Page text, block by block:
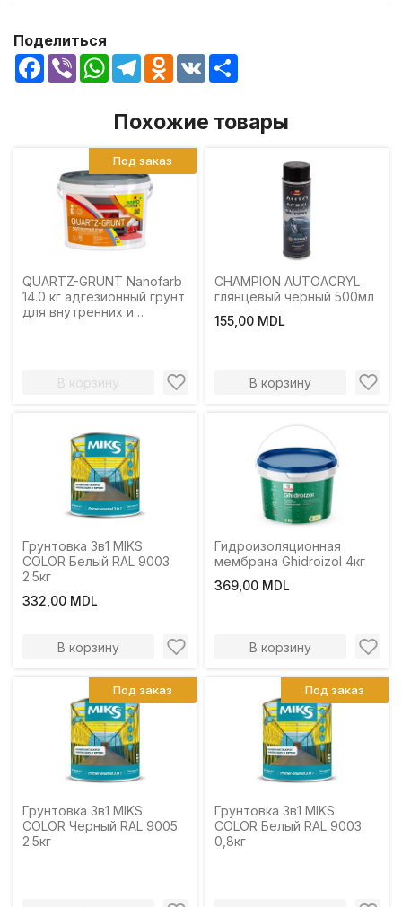
Поделиться
Facebook
Viber WhatsApp
TelegramOdnoklassniki
VK
Похожие товары
QUARTZ-GRUNT Nanofarb
14.0 кг адгезионный грунт
для внутренних и
В корзину
Под заказ
CHAMPION AUTOACRYL
глянцевый черный 500мл
155,00 MDL
В корзину
Грунтовка 3в1 MIKS
COLOR Белый RAL 9003
2.5кг
332,00 MDL
В корзину
Гидроизоляционная
мембрана Ghidroizol 4кг
369,00 MDL
В корзину
Грунтовка 3в1 MIKS
COLOR Черный RAL 9005
2.5кг
Под заказ
Грунтовка 3в1 MIKS
COLOR Белый RAL 9003
0,8кг
Под заказ